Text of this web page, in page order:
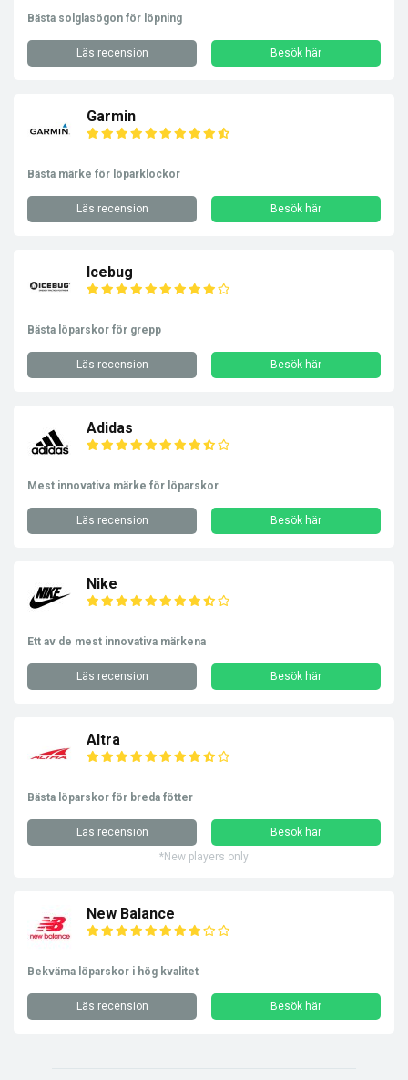
Bästa solglasögon för löpning
Läs recension Besök här
Garmin
Bästa märke för löparklockor
Läs recension Besök här
Icebug
Bästa löparskor för grepp
Läs recension Besök här
Adidas
Mest innovativa märke för löparskor
Läs recension Besök här
Nike
Ett av de mest innovativa märkena
Läs recension Besök här
Altra
Bästa löparskor för breda fötter
Läs recension
Besök här
*New players only
New Balance
Bekväma löparskor i hög kvalitet
Läs recension Besök här